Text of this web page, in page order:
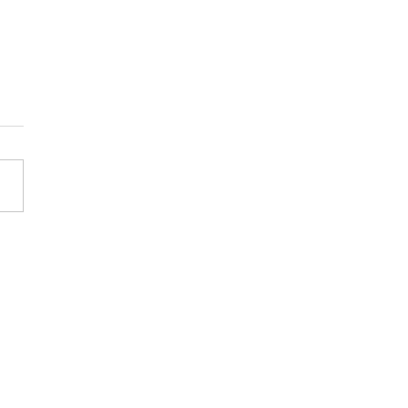
em situação de
da Bahia, Goiás, Pará, Rio